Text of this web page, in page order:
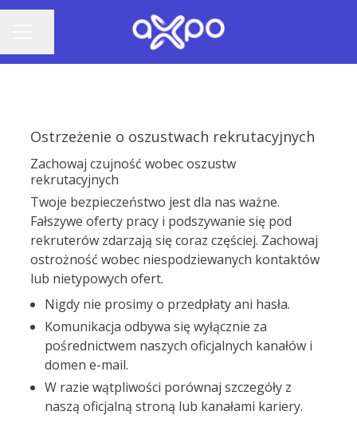
Udostępnij stronę
Ostrzeżenie o oszustwach rekrutacyjnych
Zachowaj czujność wobec oszustw
rekrutacyjnych
Twoje bezpieczeństwo jest dla nas ważne.
Fałszywe oferty pracy i podszywanie się pod
rekruterów zdarzają się coraz częściej. Zachowaj
ostrożność wobec niespodziewanych kontaktów
lub nietypowych ofert.
Nigdy nie prosimy o przedpłaty ani hasła.
Komunikacja odbywa się wyłącznie za
pośrednictwem naszych oficjalnych kanałów i
domen e-mail.
W razie wątpliwości porównaj szczegóły z
naszą oficjalną stroną lub kanałami kariery.